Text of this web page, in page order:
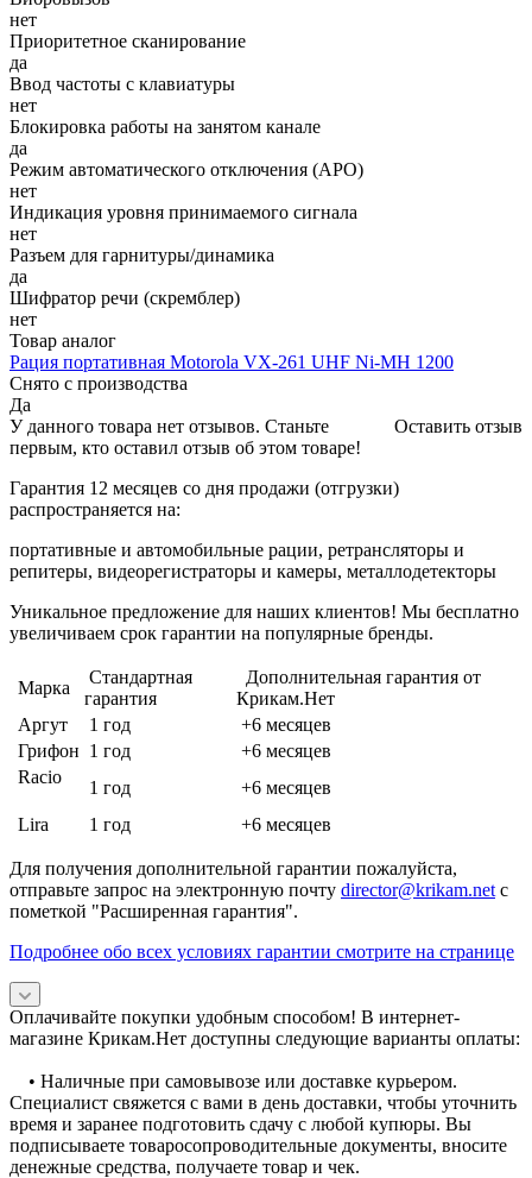
нет
Приоритетное сканирование
да
Ввод частоты с клавиатуры
нет
Блокировка работы на занятом канале
да
Режим автоматического отключения (АРО)
нет
Индикация уровня принимаемого сигнала
нет
Разъем для гарнитуры/динамика
да
Шифратор речи (скремблер)
нет
Товар аналог
Рация портативная Motorola VX-261 UHF Ni-MH 1200
Снято с производства
Да
Оставить отзыв
У данного товара нет отзывов. Станьте
первым, кто оставил отзыв об этом товаре!
Гарантия 12 месяцев со дня продажи (отгрузки)
распространяется на:
портативные и автомобильные рации, ретрансляторы и
репитеры, видеорегистраторы и камеры, металлодетекторы
Уникальное предложение для наших клиентов! Мы бесплатно
увеличиваем срок гарантии на популярные бренды.
Марка
Стандартная
гарантия
Дополнительная гарантия от
Крикам.Нет
Аргут
1 год
+6 месяцев
Грифон 1 год
+6 месяцев
Racio
1 год
+6 месяцев
Lira
1 год +6 месяцев
Для получения дополнительной гарантии пожалуйста,
отправьте запрос на электронную почту director@krikam.net с
пометкой "Расширенная гарантия".
Подробнее обо всех условиях гарантии смотрите на странице
Оплачивайте покупки удобным способом! В интернет-
магазине Крикам.Нет доступны следующие варианты оплаты:
• Наличные при самовывозе или доставке курьером.
Специалист свяжется с вами в день доставки, чтобы уточнить
время и заранее подготовить сдачу с любой купюры. Вы
подписываете товаросопроводительные документы, вносите
денежные средства, получаете товар и чек.